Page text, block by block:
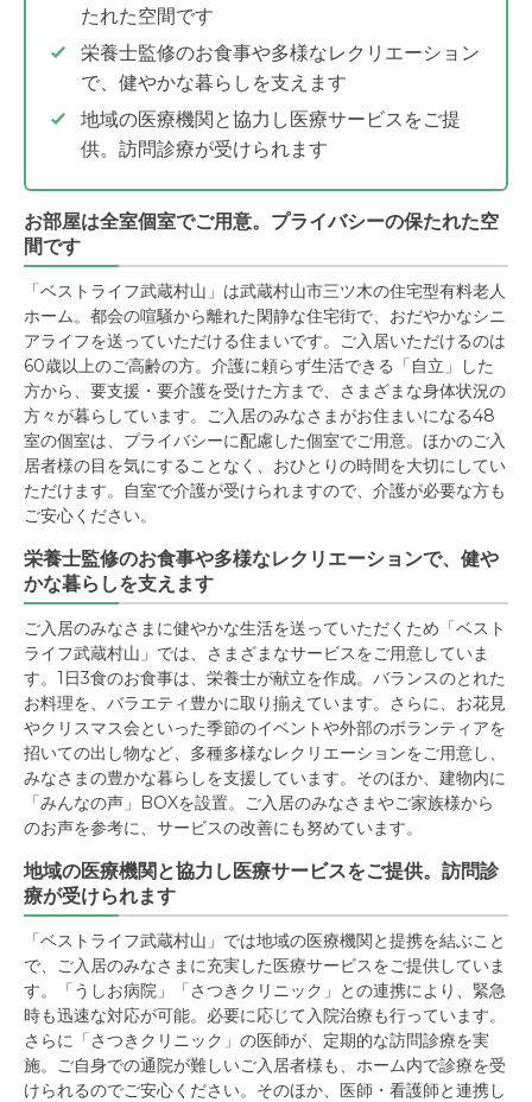
たれた空間です
栄養士監修のお食事や多様なレクリエーション
で、健やかな暮らしを支えます
地域の医療機関と協力し医療サービスをご提
供。訪問診療が受けられます
お部屋は全室個室でご用意。プライバシーの保たれた空
間です
「ベストライフ武蔵村山」は武蔵村山市三ツ木の住宅型有料老人
ホーム。都会の喧騒から離れた閑静な住宅街で、おだやかなシニ
アライフを送っていただける住まいです。ご入居いただけるのは
60歳以上のご高齢の方。介護に頼らず生活できる「自立」した
方から、要支援・要介護を受けた方まで、さまざまな身体状況の
方々が暮らしています。ご入居のみなさまがお住まいになる48
室の個室は、プライバシーに配慮した個室でご用意。ほかのご入
居者様の目を気にすることなく、おひとりの時間を大切にしてい
ただけます。自室で介護が受けられますので、介護が必要な方も
ご安心ください。
栄養士監修のお食事や多様なレクリエーションで、健や
かな暮らしを支えます
ご入居のみなさまに健やかな生活を送っていただくため「ベスト
ライフ武蔵村山」では、さまざまなサービスをご用意していま
す。1日3食のお食事は、栄養士が献立を作成。バランスのとれた
お料理を、バラエティ豊かに取り揃えています。さらに、お花見
やクリスマス会といった季節のイベントや外部のボランティアを
招いての出し物など、多種多様なレクリエーションをご用意し、
みなさまの豊かな暮らしを支援しています。そのほか、建物内に
「みんなの声」BOXを設置。ご入居のみなさまやご家族様から
のお声を参考に、サービスの改善にも努めています。
地域の医療機関と協力し医療サービスをご提供。訪問診
療が受けられます
「ベストライフ武蔵村山」では地域の医療機関と提携を結ぶこと
で、ご入居のみなさまに充実した医療サービスをご提供していま
す。「うしお病院」「さつきクリニック」との連携により、緊急
時も迅速な対応が可能。必要に応じて入院治療も行っています。
さらに「さつきクリニック」の医師が、定期的な訪問診療を実
施。ご自身での通院が難しいご入居者様も、ホーム内で診療を受
けられるのでご安心ください。そのほか、医師・看護師と連携し